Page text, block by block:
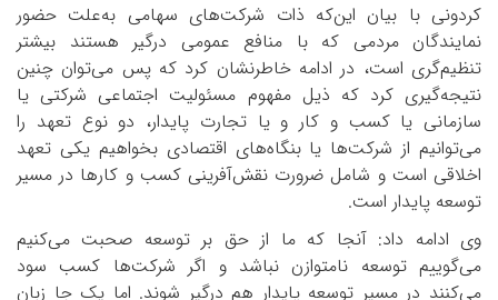
کردونی با بیان این‌که ذات شرکت‌های سهامی به‌علت حضور
نمایندگان مردمی که با منافع عمومی درگیر هستند بیشتر
تنظیم‌گری است، در ادامه خاطرنشان کرد که پس می‌توان چنین
نتیجه‌گیری کرد که ذیل مفهوم مسئولیت اجتماعی شرکتی یا
سازمانی یا کسب و کار و یا تجارت پایدار، دو نوع تعهد را
می‌توانیم از شرکت‌ها یا بنگاه‌های اقتصادی بخواهیم یکی تعهد
اخلاقی است و شامل ضرورت نقش‌آفرینی کسب و کارها در مسیر
توسعه پایدار است.
وی ادامه داد: آنجا که ما از حق بر توسعه صحبت می‌کنیم
می‌گوییم توسعه نامتوازن نباشد و اگر شرکت‌ها کسب سود
می‌کنند در مسیر توسعه پایدار هم درگیر شوند. اما یک جا زبان